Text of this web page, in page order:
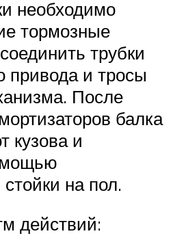
необходимо
тормозные
трубки
привода и тросы
После
балка
кузова и
на пол.
действий: